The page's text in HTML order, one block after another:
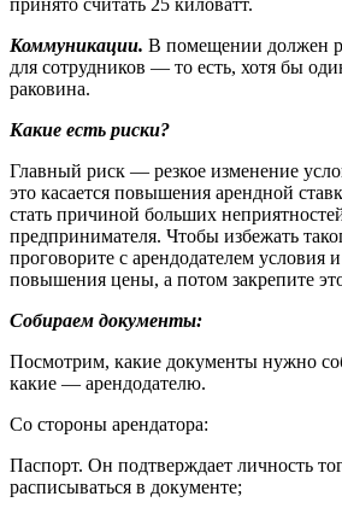
принято считать 25 киловатт.
Коммуникации. В помещении должен
для сотрудников — то есть, хотя бы
раковина.
Какие есть риски?
Главный риск — резкое изменение
это касается повышения арендной
стать причиной больших
предпринимателя. Чтобы избежать
проговорите с арендодателем условия
повышения цены, а потом закрепите
Собираем документы:
Посмотрим, какие документы нужно
какие — арендодателю.
Со стороны арендатора:
Паспорт. Он подтверждает личность
расписываться в документе;